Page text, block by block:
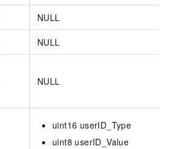
NULL
NULL
NULL
uint16 userID_Type
uint8 userID_Value